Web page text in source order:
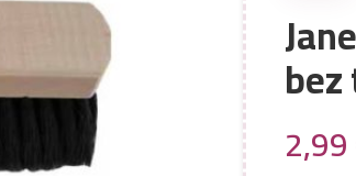
2,99